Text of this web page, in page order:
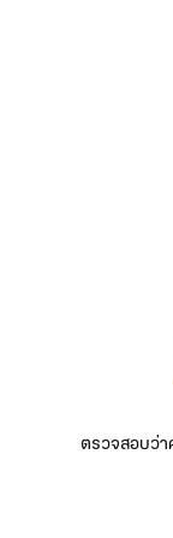
ตรวจสอบว่า